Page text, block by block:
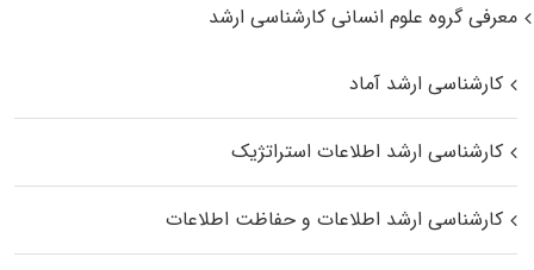
معرفی گروه علوم انسانی کارشناسی ارشد
کارشناسی ارشد آماد
کارشناسی ارشد اطلاعات استراتژیک
کارشناسی ارشد اطلاعات و حفاظت اطلاعات